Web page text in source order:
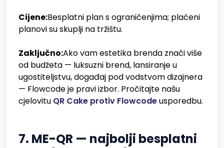
Cijene:Besplatni plan s ograničenjima; plaćeni
planovi su skuplji na tržištu.
Zaključno:Ako vam estetika brenda znači više
od budžeta — luksuzni brend, lansiranje u
ugostiteljstvu, događaj pod vodstvom dizajnera
— Flowcode je pravi izbor. Pročitajte našu
cjelovitu QR Cake protiv Flowcodeusporedbu.
7. ME-QR — najbolji besplatni